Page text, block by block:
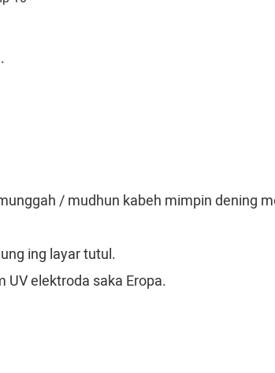
/ mudhun kabeh mimpin dening
ing layar tutul.
elektroda saka Eropa.